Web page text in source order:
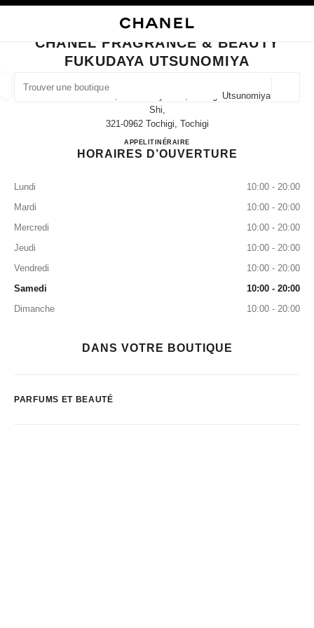
TROUVER UNE BOUTIQUE
Les suggestions sont affichées sous cette barre de recherche
0 Suggestions disponibles
FERMER LA FICHE BOUTIQUE CHANEL FRAGRANCE & BEAUTY
CHANEL FRAGRANCE & BEAUTY
FUKUDAYA UTSUNOMIYA
237 Imaizumi-Cho, Utsunomiya-Shi, Tochigi Utsunomiya-
Shi,
321-0962 Tochigi, Tochigi
APPEL028-600-4551
ITINÉRAIRECHANEL FRAGRANCE &
HORAIRES D’OUVERTURE
Lundi
10:00 - 20:00
Mardi
10:00 - 20:00
Mercredi
10:00 - 20:00
Jeudi
10:00 - 20:00
Vendredi
10:00 - 20:00
Samedi
10:00 - 20:00
Dimanche
10:00 - 20:00
DANS VOTRE BOUTIQUE
PARFUMS ET BEAUTÉ
filtrer les résultats par :LUNETTES HORLOGERIE ET JOAILLERIE